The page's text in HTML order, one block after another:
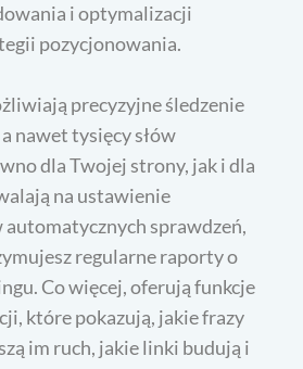
i optymalizacji
pozycjonowania.
precyzyjne śledzenie
nawet tysięcy słów
dla Twojej strony, jak i dla
na ustawienie
sprawdzeń,
regularne raporty o
Co więcej, oferują funkcje
które pokazują, jakie frazy
im ruch, jakie linki budują i